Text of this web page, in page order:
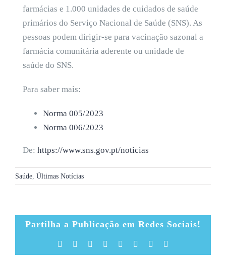
farmácias e 1.000 unidades de cuidados de saúde
primários do Serviço Nacional de Saúde (SNS). As
pessoas podem dirigir-se para vacinação sazonal a
farmácia comunitária aderente ou unidade de
saúde do SNS.
Para saber mais:
Norma 005/2023
Norma 006/2023
De: https://www.sns.gov.pt/noticias
Saúde Últimas Notícias
Partilha a Publicação em Redes Sociais!
Facebook Reddit LinkedIn
TumblrPinterest